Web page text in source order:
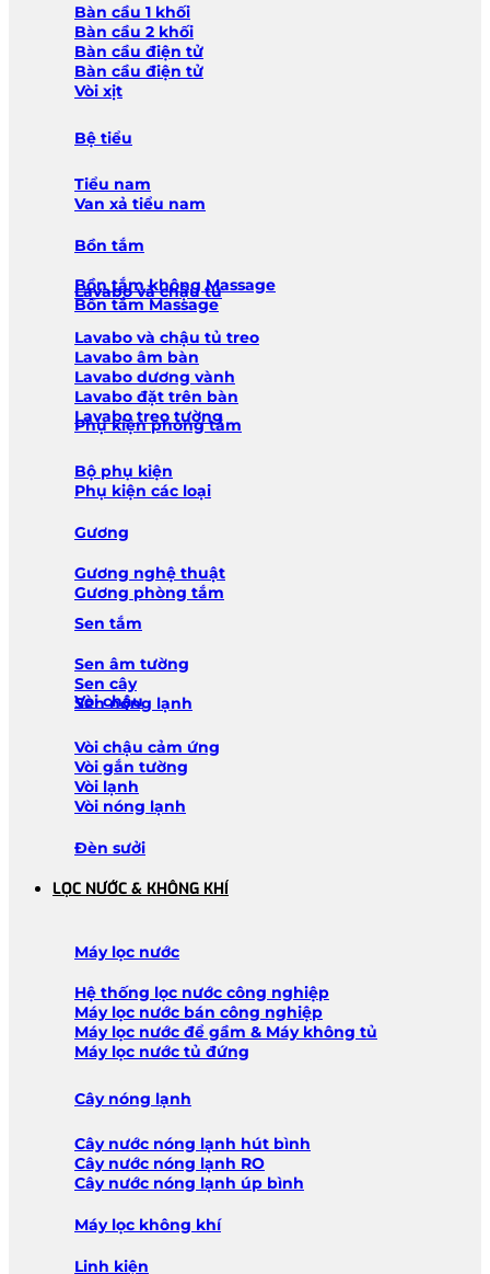
Bàn cầu 1 khối
Bàn cầu 2 khối
Bàn cầu điện tử
Bàn cầu điện tử
Vòi xịt
Bệ tiểu
Tiểu nam
Van xả tiểu nam
Bồn tắm
Bồn tắm không Massage
Bồn tắm Massage
Lavabo và chậu tủ
Lavabo và chậu tủ treo
Lavabo âm bàn
Lavabo dương vành
Lavabo đặt trên bàn
Lavabo treo tường
Phụ kiện phòng tắm
Bộ phụ kiện
Phụ kiện các loại
Gương
Gương nghệ thuật
Gương phòng tắm
Sen tắm
Sen âm tường
Sen cây
Sen nóng lạnh
Vòi chậu
Vòi chậu cảm ứng
Vòi gắn tường
Vòi lạnh
Vòi nóng lạnh
Đèn sưởi
LỌC NƯỚC & KHÔNG KHÍ
Máy lọc nước
Hệ thống lọc nước công nghiệp
Máy lọc nước bán công nghiệp
Máy lọc nước để gầm & Máy không tủ
Máy lọc nước tủ đứng
Cây nóng lạnh
Cây nước nóng lạnh hút bình
Cây nước nóng lạnh RO
Cây nước nóng lạnh úp bình
Máy lọc không khí
Linh kiện